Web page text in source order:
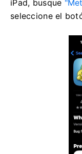
iPad, busque
seleccione el